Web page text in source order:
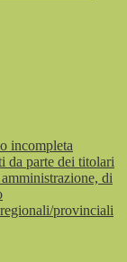
incompleta
da parte dei titolari
di
provinciali